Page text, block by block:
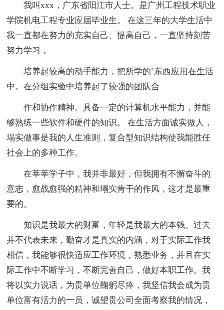
我叫xxx，广东省阳江市人士。是广州工程技术职业
学院机电工程专业应届毕业生。 在这三年的大学生活中
我一直都在努力的充实自己、提高自己，一直坚持刻苦
努力学习，
培养起较高的动手能力，把所学的`东西应用在生活
中。在分组实验中培养起了较强的团队合
作和协作精神。具备一定的计算机水平能力，并能
够熟练一些软件和硬件的知识。 在生活方面诚实做人，
塌实做事是我的人生准则，复合型知识结构使我能胜任
社会上的多种工作。
在莘莘学子中，我并非最好，但我拥有不懈奋斗的
意志，愈战愈强的精神和塌实肯干的作风，这才是最重
要的。
知识是我最大的财富，年轻是我最大的本钱。过去
并不代表未来，勤奋才是真实的内涵，对于实际工作我
相信，我能够很快适应工作环境，熟悉业务，并且在实
际工作中不断学习，不断完善自己，做好本职工作。我
将以实力说话，为贵单位鞠躬尽瘁，我坚信我会成为贵
单位富有活力的一员，诚望贵公司全面考察我的情况，